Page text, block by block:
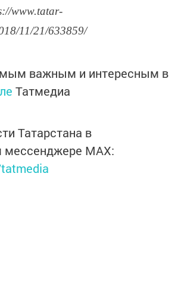
www.tatar-
11/21/633859/
важным и интересным в
Татмедиа
Татарстана в
мессенджере MАХ: